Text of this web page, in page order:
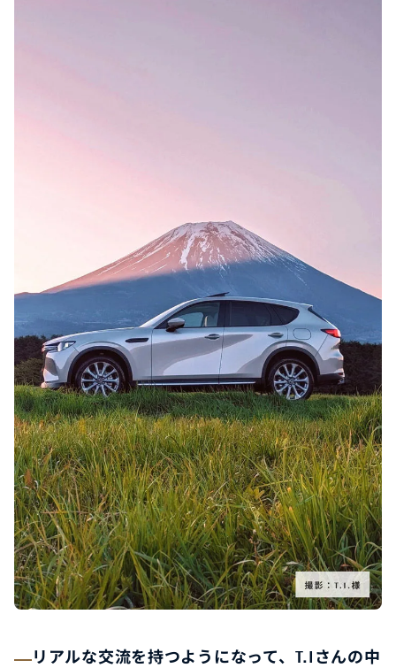
リアルな交流を持つようになって、T.Iさんの中